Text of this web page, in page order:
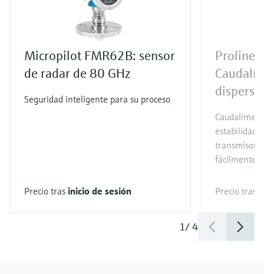
Micropilot FMR62B: sensor
de radar de 80 GHz
Seguridad inteligente para su proceso
Precio tras inicio de sesión
Proline
estabilidad
transmisor
fácilmente
Precio tras
1/4